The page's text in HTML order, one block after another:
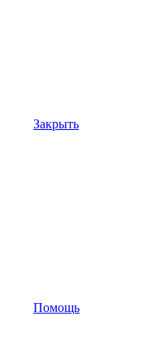
Закрыть
Помощь